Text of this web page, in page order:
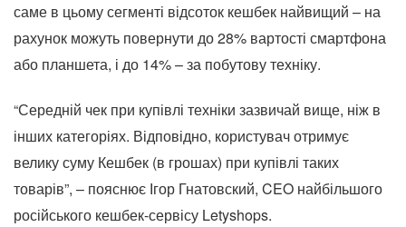
саме в цьому сегменті відсоток кешбек найвищий – на
рахунок можуть повернути до 28% вартості смартфона
або планшета, і до 14% – за побутову техніку.
“Середній чек при купівлі техніки зазвичай вище, ніж в
інших категоріях. Відповідно, користувач отримує
велику суму Кешбек (в грошах) при купівлі таких
товарів”, – пояснює Ігор Гнатовский, CEO найбільшого
російського кешбек-сервісу Letyshops.